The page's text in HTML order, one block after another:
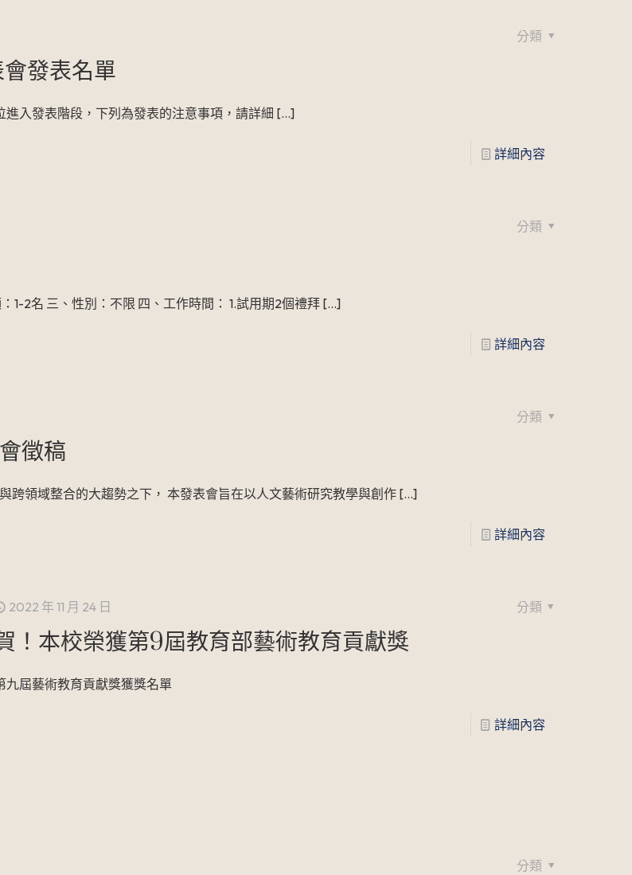
分類
發表名單
入發表階段，下列為發表的注意事項，請詳細 […]
詳細內容
分類
1-2名 三、性別：不限 四、工作時間： 1.試用期2個禮拜 […]
詳細內容
分類
徵稿
跨領域整合的大趨勢之下， 本發表會旨在以人文藝術研究教學與創作[…]
詳細內容
2022 年 11 月 24 日 分類
！本校榮獲第9屆教育部藝術教育貢獻獎
九屆藝術教育貢獻獎獲獎名單
詳細內容
分類